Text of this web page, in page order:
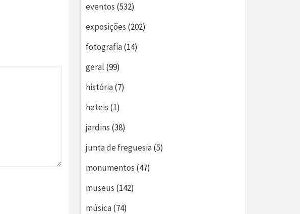
eventos (532)
exposições (202)
fotografia(14)
geral (99)
história(7)
hoteis (1)
jardins (38)
junta de freguesia(5)
monumentos (47)
museus (142)
música(74)